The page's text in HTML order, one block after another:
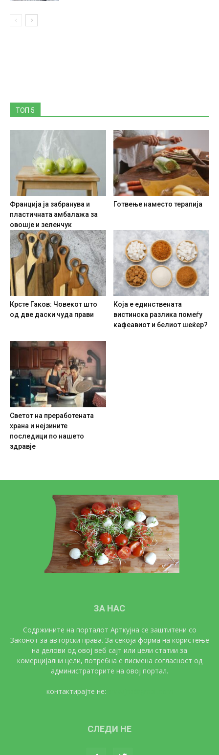
ТОП 5
Франција ја забранува и
пластичната амбалажа за
овошје и зеленчук
Готвење наместо терапија
Крсте Гаков: Човекот што
од две даски чуда прави
Која е единствената
вистинска разлика помеѓу
кафеавиот и белиот шеќер?
Светот на преработената
храна и нејзините
последици по нашето
здравје
ЗА НАС
Содржините на порталот Арткујна се заштитени со
Законот за авторски права. За секоја форма на користење
на делови од овој веб сајт или цели статии за
комерцијални цели, потребна е писмена согласност од
администраторите на овој портал.
контактирајте не:
СЛЕДИ НЕ